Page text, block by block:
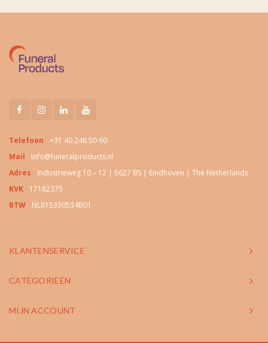
Telefoon
+31 40 248 50 60
Mail
info@funeralproducts.nl
Adres
Industrieweg 10 – 12 | 5627 BS | Eindhoven | The Netherlands
KVK
17182375
BTW
NL815330534B01
KLANTENSERVICE
CATEGORIEËN
MIJN ACCOUNT